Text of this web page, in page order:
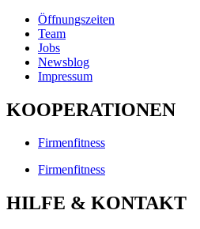
Öffnungszeiten
Team
Jobs
Newsblog
Impressum
KOOPERATIONEN
Firmenfitness
Firmenfitness
HILFE & KONTAKT